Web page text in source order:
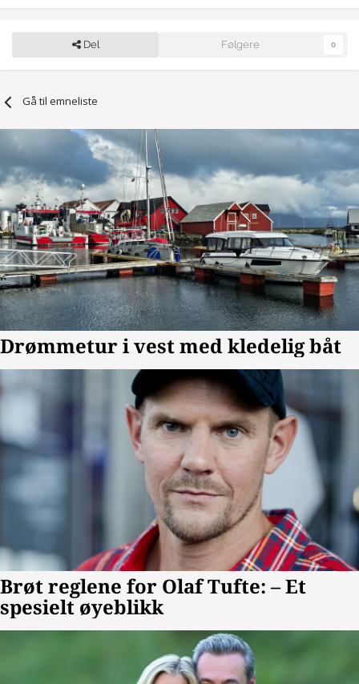
Del Følgere 0
Gå til emneliste